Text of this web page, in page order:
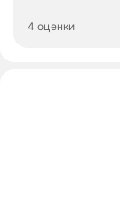
4 оценки